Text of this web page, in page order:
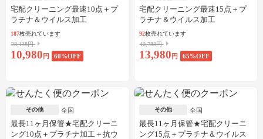
宅配クリーニング最速10点＋プ
ラチナ＆ウイルス加工
187枚売れています
28,138円
10,980 円 60%OFF
宅配クリーニング最速15点＋プ
ラチナ＆ウイルス加工
92枚売れています
40,788円
13,980 円 65%OFF
その他 全国
最長11ヶ月保管★宅配クリーニ
ング10点＋プラチナ加工＋抗ウ
その他 全国
最長11ヶ月保管★宅配クリーニ
ング15点＋プラチナ＆ウイルス